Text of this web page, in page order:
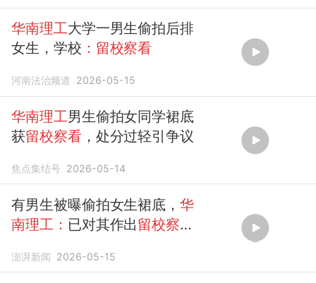
华南理工大学一男生偷拍后排
女生，学校 ：留校察看
河南法治频道 2026-05-15
华南理工男生偷拍女同学裙底
获留校察看，处分过轻引争议
焦点集结号 2026-05-14
有男生被曝偷拍女生裙底， 华
南理工： 已对其作出留校察看
澎湃新闻 2026-05-15